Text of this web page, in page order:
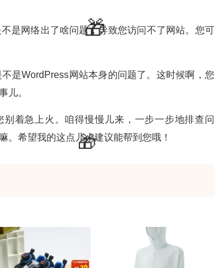
是网络出了啥问题，导致您访问不了网站。您可
是WordPress网站本身的问题了。这时候啊，您
儿。
着急上火。咱得慢慢儿来，一步一步地排查问
。希望我的这点儿小建议能帮到您哦！